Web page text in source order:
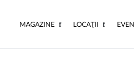
MAGAZINE LOCAŢII